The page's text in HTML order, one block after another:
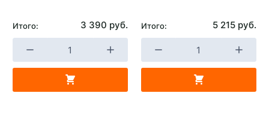
Итого: 3 390 руб. Итого: 5 215 руб.